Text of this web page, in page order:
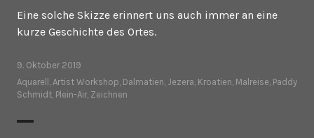
Eine solche Skizze erinnert uns auch immer an eine
kurze Geschichte des Ortes.
9. Oktober 2019
Aquarell Artist Workshop Dalmatien Jezera Kroatien Malreise Paddy
Schmidt Plein-Air Zeichnen